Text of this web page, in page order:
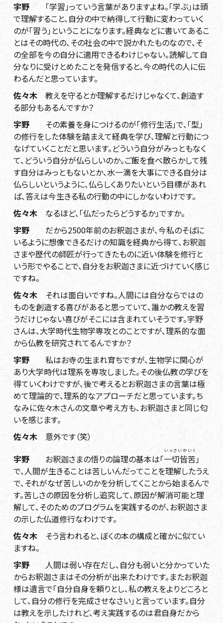
宇野「学習」っていう言葉がありますよね。「学ぶ」は頭
で理解すること、自分の中で納得して行動に変わっていく
のが「習う」ということになります。経典などに書いてあるこ
とはその時代の、その社会の中で説かれたものなので、そ
の全部を今の自分に適用できるわけじゃない。読解して自
分なりに受けとめたことを発信すると、今の時代の人に伝
わるんだと思っています。
佐々木教えを守るとか理解するだけじゃなくて、創造す
る部分もあるんですか？
宇野その素養を身につけるのが「修行生活」で、「型」
の修行をした体験を踏まえて経典を学び、理解と行動につ
なげていくことだと思います。どういう自分がみっともなく
て、どういう自分が仏らしいのか。ご飯を食べ散らかして残
す自分はみっともないとか、水一滴を大事にできる自分は
仏らしいというように、仏らしくありたいという目標があれ
ば、答えは今生きる私の行動の中にしかないわけです。
佐々木なるほど、「仏だったらどうするか」ですか。
宇野だから2500年前のお釈迦さまが、今私のそばに
いるように想像できるだけの知識を経典から得て、お釈迦
さまや歴代の師匠が行ってきたものに近い体験を修行と
いう形でやることで、自分をお釈迦さまに近づけていく感じ
ですね。
佐々木それは面白いですね。人間には自分ならではの
ものを創造する喜びがあると思っていて、誰かの教えを習
うだけじゃない喜びがそこには含まれていそうです。宇野
さんは、大学時代生物学専攻とのことですが、理系的な面
から仏教を研究されてるんですか？
宇野私はお寺の生まれ育ちですが、生物学に関心が
あり大学時代は理系を専攻しました。その後仏教の学びを
得ていくわけですが、後で考えるとお釈迦さまの言葉は極
めて理論的で、理系的なアプローチだと思っています。ち
なみに佐々木さんの文章や考え方も、お釈迦さまと同じ匂
いを感じます。
佐々木意外です（笑）
宇野お釈迦さまの悟りの論理の基本は「一切皆苦
いっさいかいく
」
で、人間が生きることは苦しいんだってことを理解したうえ
で、それがなぜ苦しいのかを分析してくことから始まるんで
す。苦しさの原因を分析し追究して、原因が解消可能と理
解して、そのためのプログラムを実践するのが、お釈迦さま
の示した仏道修行なわけです。
佐々木そう言われると、ぼくの本の構成と確かに似てい
ますね。
宇野人間は弱い存在だし、自分も弱いと分かっていた
からお釈迦さまはその分析が出来たわけです。またお釈迦
様は遺言で「自分自身を頼りとし、私の教えをよりどころと
して、自分の修行を完成させなさい」と言っています。自分
は教えを示したけれど、考え実践するのは君自身だから